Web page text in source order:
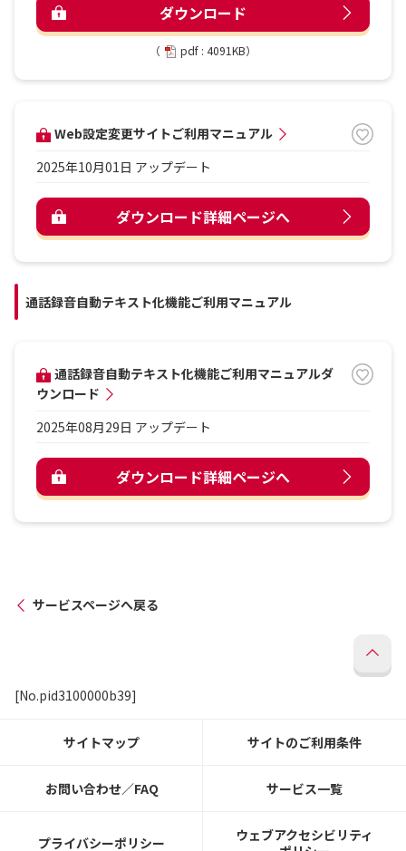
ダウンロード
（ pdf : 4091KB）
Web設定変更サイトご利用マニュアル
2025年10月01日 アップデート
ダウンロード詳細ページへ
通話録音自動テキスト化機能ご利用マニュアル
通話録音自動テキスト化機能ご利用マニュアルダ
ウンロード
2025年08月29日 アップデート
ダウンロード詳細ページへ
サービスページへ戻る
[No.pid3100000b39]
サイトマップ サイトのご利用条件
お問い合わせ／FAQ サービス一覧
プライバシーポリシー
ウェブアクセシビリティ